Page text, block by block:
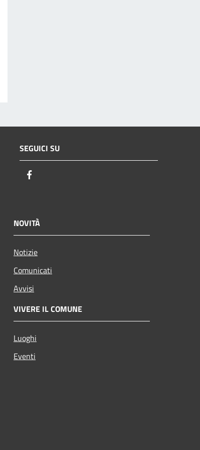
SEGUICI SU
NOVITÀ
Notizie
Comunicati
Avvisi
VIVERE IL COMUNE
Luoghi
Eventi